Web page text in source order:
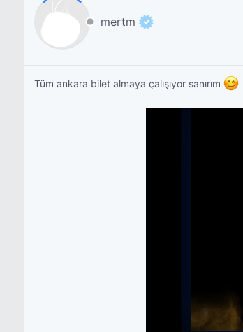
mertm
Tüm ankara bilet almaya çalışıyor sanırım